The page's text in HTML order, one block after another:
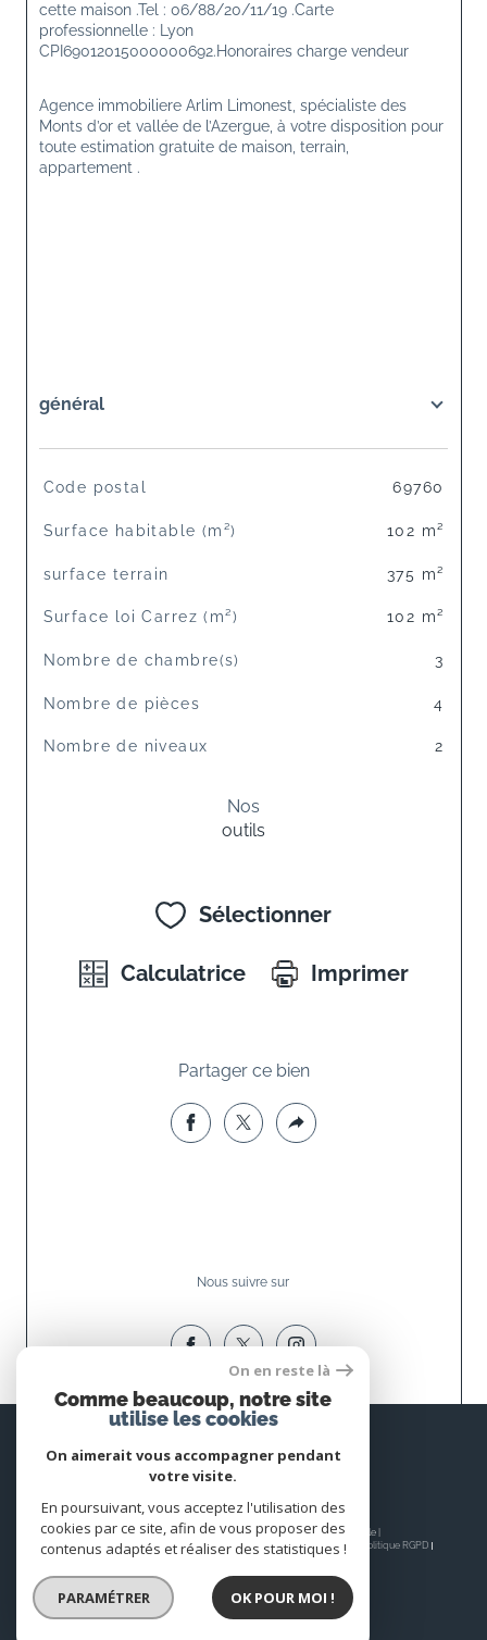
cette maison .Tel : 06/88/20/11/19 .Carte
professionnelle : Lyon
CPI69012015000000692.Honoraires charge vendeur
Agence immobiliere Arlim Limonest, spécialiste des
Monts d’or et vallée de l’Azergue, à votre disposition pour
toute estimation gratuite de maison, terrain,
appartement .
général
TRAD_SIROCCO_Caracteristique
Code postal 69760
Surface habitable (m²) 102 m²
surface terrain 375 m²
Surface loi Carrez (m²) 102 m²
Nombre de chambre(s) 3
Nombre de pièces 4
Nombre de niveaux 2
Nos
outils
Sélectionner
Calculatrice Imprimer
Partager ce bien
Nous suivre sur
Espace
PROPRIÉTAIRE
Se connecter
© 2026 | Tous droits réservés | Traduction powered by Google |
Nos honoraires
Plan du site Mentions légales Admin Nos liens
Politique RGPD
On en reste là
Comme beaucoup, notre site
utilise les cookies
On aimerait vous accompagner pendant
votre visite.
En poursuivant, vous acceptez l'utilisation des
cookies par ce site, afin de vous proposer des
contenus adaptés et réaliser des statistiques !
PARAMÉTRER OK POUR MOI !